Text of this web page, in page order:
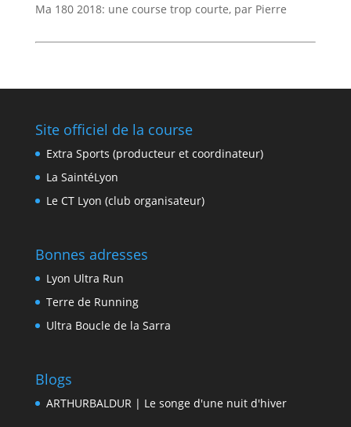
Ma 180 2018: une course trop courte, par Pierre
Site officiel de la course
Extra Sports (producteur et coordinateur)
La SaintéLyon
Le CT Lyon (club organisateur)
Bonnes adresses
Lyon Ultra Run
Terre de Running
Ultra Boucle de la Sarra
Blogs
ARTHURBALDUR | Le songe d'une nuit d'hiver